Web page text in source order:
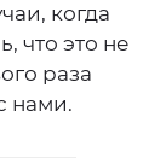
когда
что это не
раза
нами.